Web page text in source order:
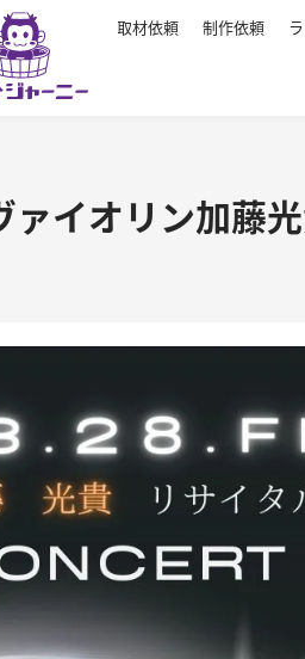
取材依頼 制作依頼
イオリン加藤